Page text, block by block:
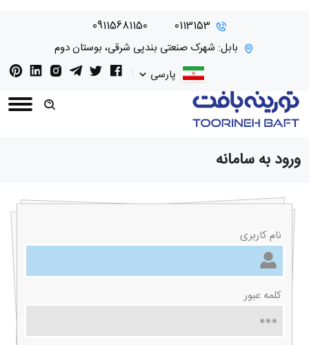
0113153
09115681150
بابل: شهرک صنعتی بندپی شرقی، بوستان دوم
پارسی
ورود به سامانه
نام کاربری
کلمه عبور